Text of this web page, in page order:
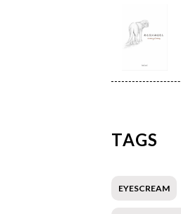
TAGS
EYESCREAM